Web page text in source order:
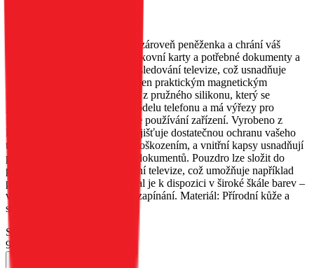
Elegantní obal Fancy Book je zároveň peněženka a chrání váš
telefon. Obal má kapsu na bankovní karty a potřebné dokumenty a
lze jej složit do podstavce pro sledování televize, což usnadňuje
sledování filmů. Obal je vybaven praktickým magnetickým
zapínáním. Vnitřek je vyroben z pružného silikonu, který se
přizpůsobí tvaru zvoleného modelu telefonu a má výřezy pro
funkční tlačítka, což usnadňuje používání zařízení. Vyrobeno z
kvalitní přírodní kůže, která zajišťuje dostatečnou ochranu vašeho
telefonu před poškrábáním a poškozením, a vnitřní kapsy usnadňují
praktické uložení potřebných dokumentů. Pouzdro lze složit do
polohy podstavce pro sledování televize, což umožňuje například
pohodlné sledování filmů. Obal je k dispozici v široké škále barev –
vnitřek obalu je vždy v barvě zapínání. Materiál: Přírodní kůže a
silikon.
Skladem 46 ks u dodavatele
90 Kč